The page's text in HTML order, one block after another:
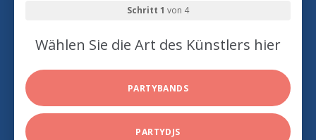
Schritt 1 von 4
Wählen Sie die Art des Künstlers hier
PARTYBANDS
PARTYDJS